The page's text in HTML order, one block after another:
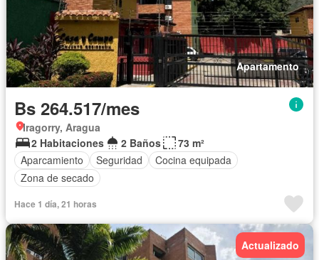
Apartamento
Bs 264.517/mes
Iragorry, Aragua
2 Habitaciones
2 Baños
73 m²
Aparcamiento
Seguridad
Cocina equipada
Zona de secado
Hace 1 día, 21 horas
Actualizado